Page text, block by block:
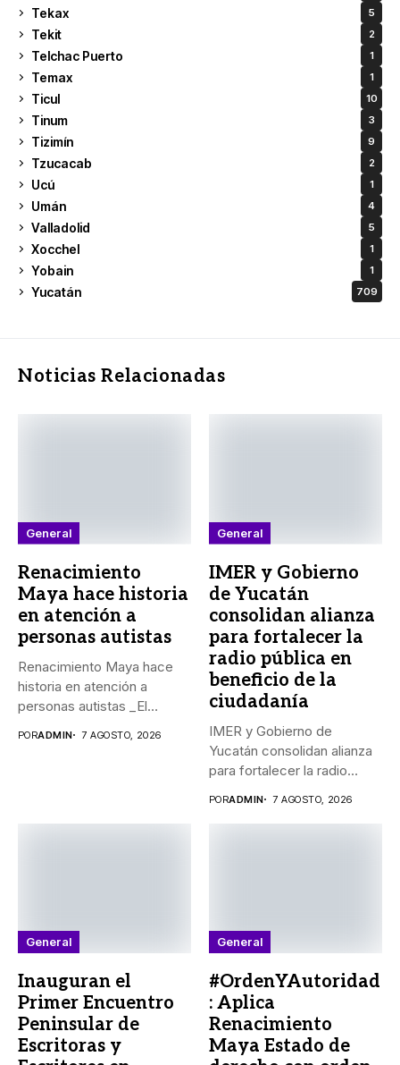
Tekax 5
Tekit 2
Telchac Puerto 1
Temax 1
Ticul 10
Tinum 3
Tizimín 9
Tzucacab 2
Ucú 1
Umán 4
Valladolid 5
Xocchel 1
Yobain 1
Yucatán 709
Noticias Relacionadas
General
Renacimiento
Maya hace historia
en atención a
personas autistas
Renacimiento Maya hace
historia en atención a
personas autistas _El
PORADMIN 7 AGOSTO, 2026
General
IMER y Gobierno
de Yucatán
consolidan alianza
para fortalecer la
radio pública en
beneficio de la
ciudadanía
IMER y Gobierno de
Yucatán consolidan alianza
para fortalecer la radio
PORADMIN 7 AGOSTO, 2026
General
Inauguran el
Primer Encuentro
Peninsular de
Escritoras y
General
#OrdenYAutoridad
: Aplica
Renacimiento
Maya Estado de